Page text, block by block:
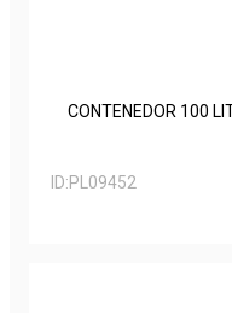
CONTENEDOR 100
ID:PL09452